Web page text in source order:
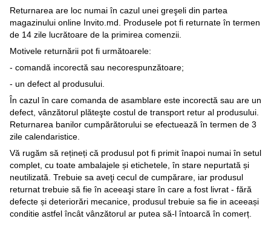
Returnarea are loc numai în cazul unei greşeli din partea
magazinului online Invito.md. Produsele pot fi returnate în termen
de 14 zile lucrătoare de la primirea comenzii.
Motivele returnării pot fi următoarele:
- comandă incorectă sau necorespunzătoare;
- un defect al produsului.
În cazul în care comanda de asamblare este incorectă sau are un
defect, vânzătorul plăteşte costul de transport retur al produsului.
Returnarea banilor cumpărătorului se efectuează în termen de 3
zile calendaristice.
Vă rugăm să rețineți că produsul pot fi primit înapoi numai în setul
complet, cu toate ambalajele și etichetele, în stare nepurtată și
neutilizată. Trebuie sa aveţi cecul de cumpărare, iar produsul
returnat trebuie să fie în aceeaşi stare în care a fost livrat - fără
defecte și deteriorări mecanice, produsul trebuie sa fie in aceeași
conditie astfel încât vânzătorul ar putea să-l întoarcă în comerț.